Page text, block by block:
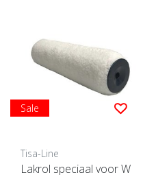
Sale
Tisa-Line
Lakrol speciaal voor W